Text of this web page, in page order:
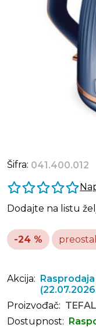
Šifra: 041.400.012
Dodajte na listu
-24 %
Akcija:
Proizvođač: TEFAL
Dostupnost: